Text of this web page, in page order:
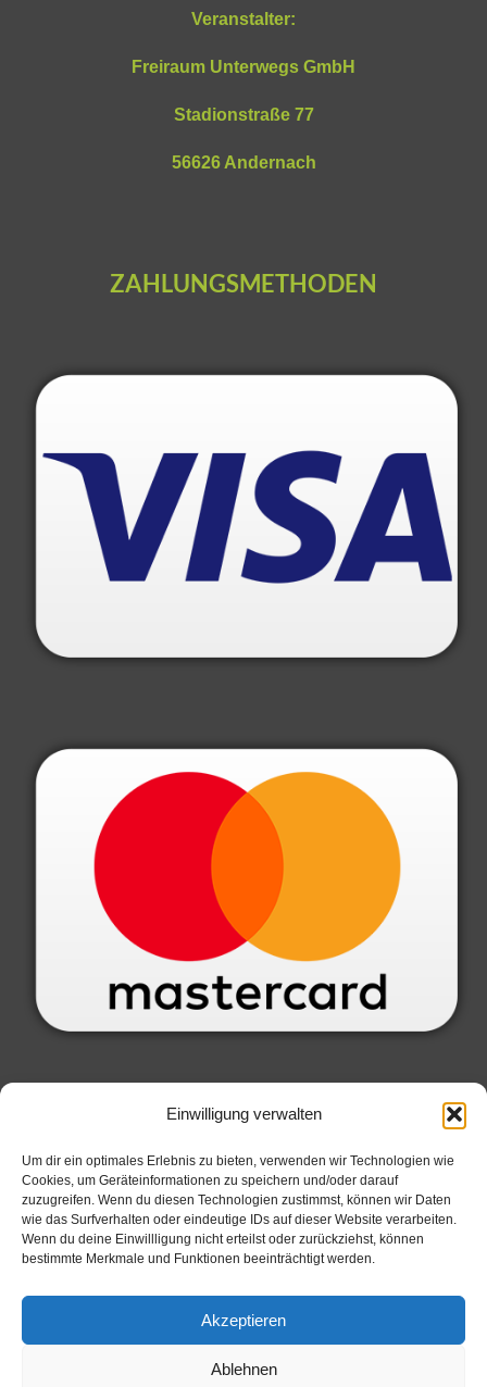
Einwilligung verwalten
Um dir ein optimales Erlebnis zu bieten, verwenden wir Technologien wie
Cookies, um Geräteinformationen zu speichern und/oder darauf
zuzugreifen. Wenn du diesen Technologien zustimmst, können wir Daten
wie das Surfverhalten oder eindeutige IDs auf dieser Website verarbeiten.
Wenn du deine Einwillligung nicht erteilst oder zurückziehst, können
bestimmte Merkmale und Funktionen beeinträchtigt werden.
Akzeptieren
Ablehnen
Veranstalter:
Freiraum Unterwegs GmbH
Stadionstraße 77
56626 Andernach
ZAHLUNGSMETHODEN
SERVICE INFORMATIONEN
Datenschutzbelehrung
Widerrufsbelehrung
Allgemeine Geschäftsbedingungen
Zahlungsarten
Cookie Richtlinie